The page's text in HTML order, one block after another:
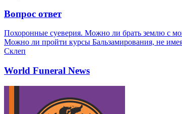
Вопрос ответ
Похоронные суеверия. Можно ли брать землю с
Можно ли пройти курсы Бальзамирования, не
Склеп
World Funeral News